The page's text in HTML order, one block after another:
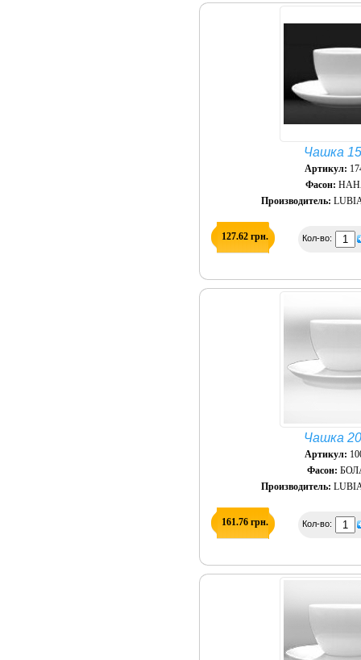
Чашка
Артикул:
Фасон:
Производитель:
127.62 грн. Кол-во:
Чашка
Артикул:
Фасон:
Производитель:
161.76 грн. Кол-во: